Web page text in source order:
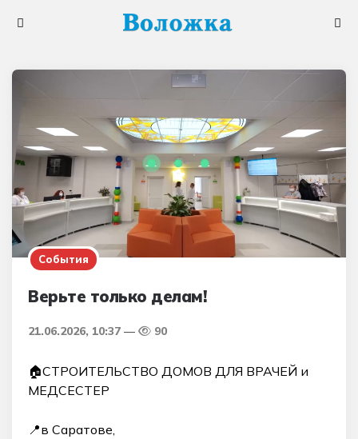
События
Верьте только делам!
21.06.2026, 10:37 90
🏠СТРОИТЕЛЬСТВО ДОМОВ ДЛЯ ВРАЧЕЙ и
МЕДСЕСТЕР
📍в Саратове,